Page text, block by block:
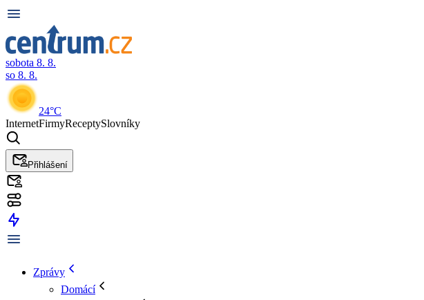
sobota 8. 8.
so 8. 8.
24°C
InternetFirmyReceptySlovníky
Přihlášení
Zprávy
Domácí